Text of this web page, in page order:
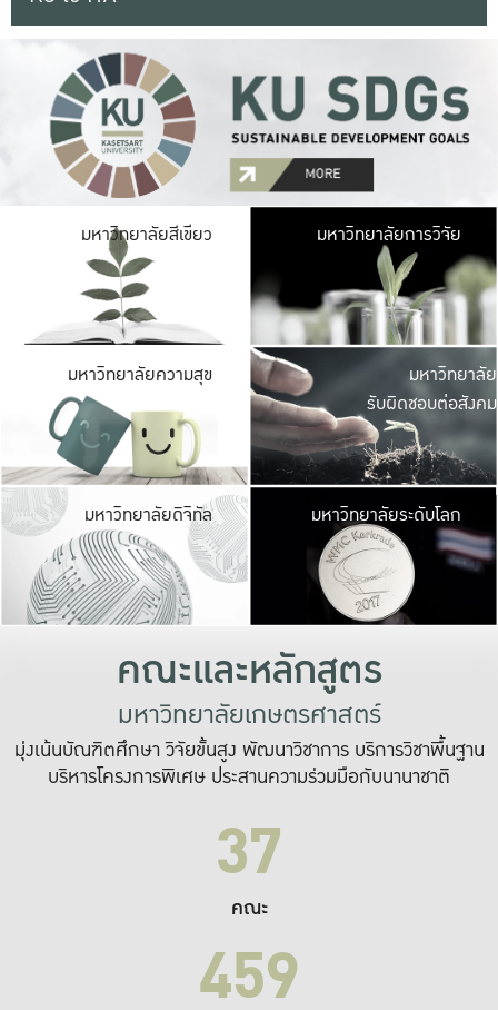
มหาวิทยาลัยสีเขียว มหาวิ
มีพื้นที่เขียวสดใส
เป็นป่าในเมือง เกษต
มหาวิทยาลัยการวิจัย
มหาวิทยาลัยความสุข มหาวิ
ค
เปิดประ
และพบเรื่องราวใ
มหาวิทยาลัย
รับผิดชอบต่อสังคม
มหาวิทยาลัยดิจิทัล มหาวิ
เปลี่ยนแปลง แล
เพื่อทำง
ระบบสารสนเทศ
มหาวิทยาลัยระดับโลก
คณะและหลักสูตร
มหาวิทยาลัยเกษตรศาสตร์
มุ่งเน้นบัณฑิตศึกษา วิจัยขั้นสูง พัฒนาวิชาการ บริการวิชาพื้นฐาน
บริหารโครงการพิเศษ ประสานความร่วมมือกับนานาชาติ
37
คณะ
459